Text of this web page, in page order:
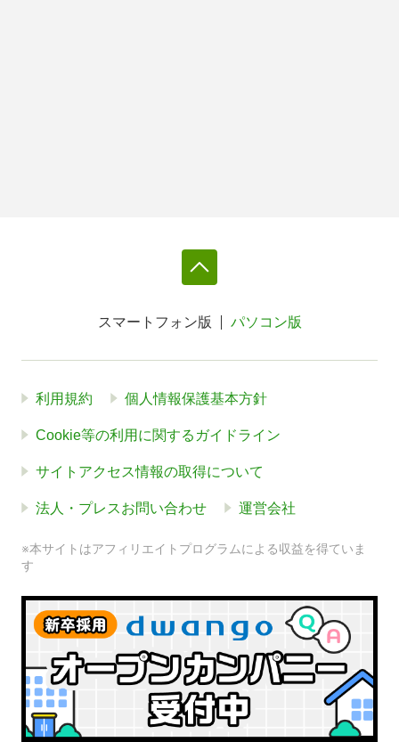
スマートフォン版 パソコン版
利用規約 個人情報保護基本方針
Cookie等の利用に関するガイドライン
サイトアクセス情報の取得について
法人・プレスお問い合わせ 運営会社
※本サイトはアフィリエイトプログラムによる収益を得ていま
す